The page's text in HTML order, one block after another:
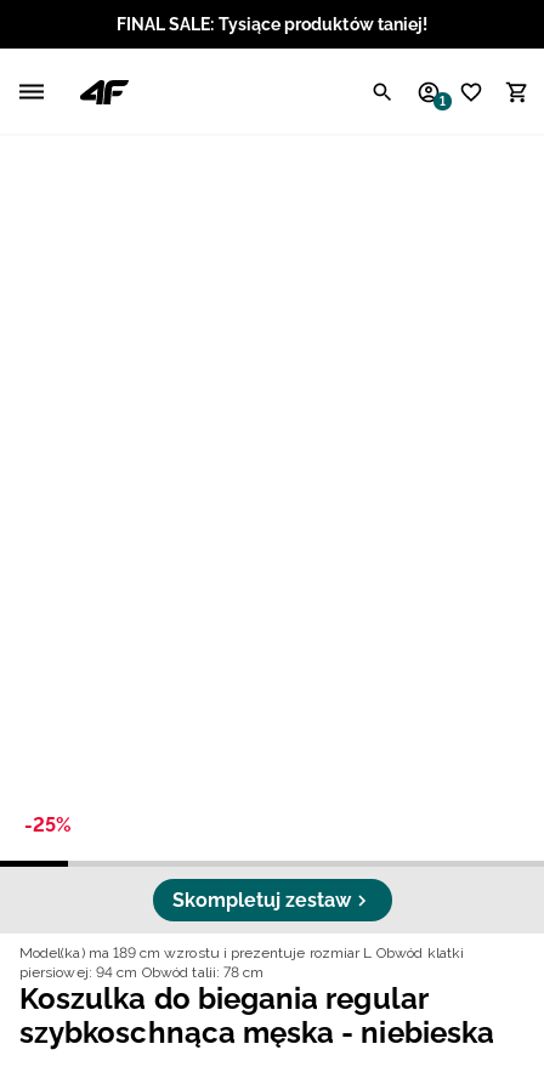
FINAL SALE: Tysiące produktów taniej!
1
-25%
Skompletuj zestaw
Model(ka) ma 189 cm wzrostu i prezentuje rozmiar L Obwód klatki
piersiowej: 94 cm Obwód talii: 78 cm
Koszulka do biegania regular
szybkoschnąca męska - niebieska